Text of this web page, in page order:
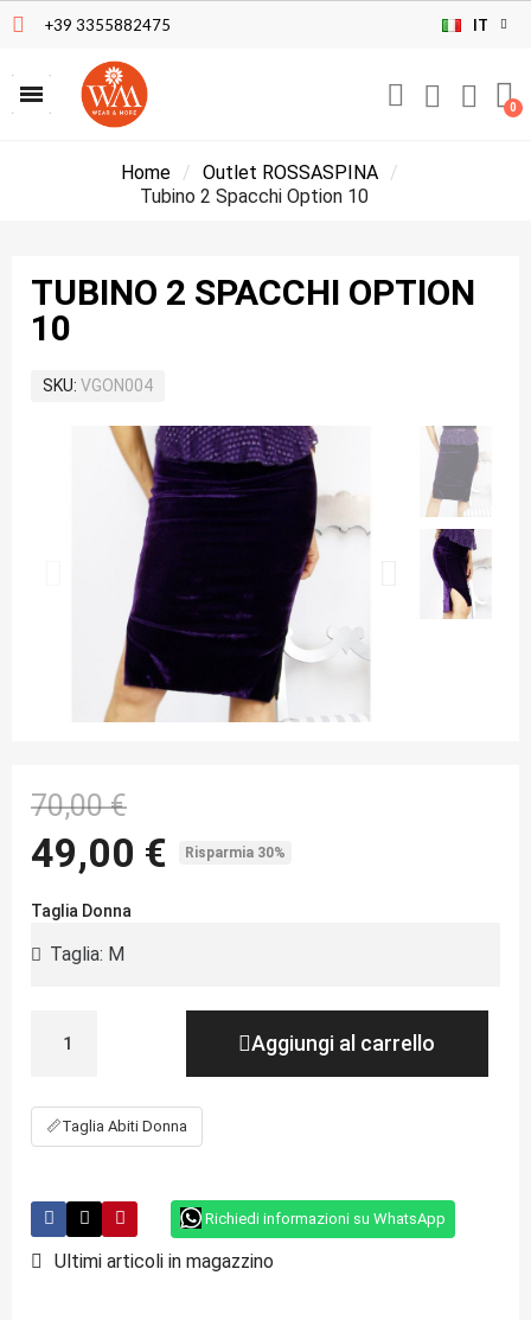
+39 3355882475 IT
Home
Outlet ROSSASPINA
Tubino 2 Spacchi Option 10
TUBINO 2 SPACCHI OPTION
10
SKU VGON004
70,00 €
49,00 € Risparmia 30%
Taglia Donna
Aggiungi al carrello
📏Taglia Abiti Donna
Richiedi informazioni su WhatsApp
Ultimi articoli in magazzino